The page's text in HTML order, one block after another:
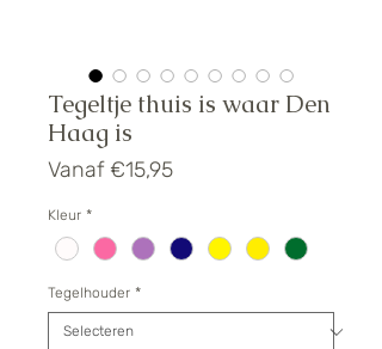
Tegeltje thuis is waar Den
Haag is
Vanaf €15,95Verkoopprijs
Kleur *
Tegelhouder *